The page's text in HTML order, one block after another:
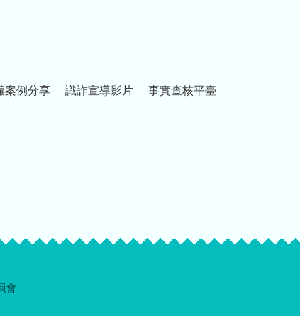
案例分享 識詐宣導影片 事實查核平臺
會